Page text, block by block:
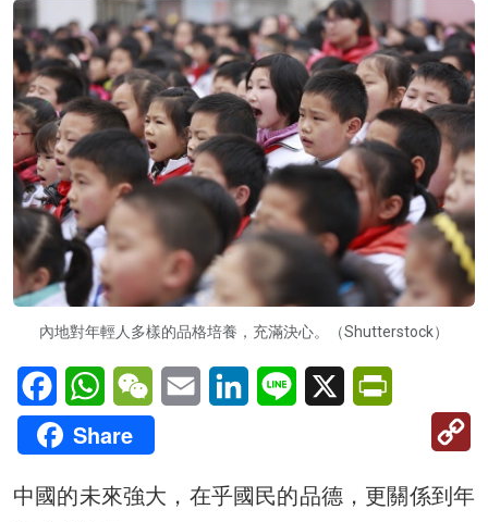
內地對年輕人多樣的品格培養，充滿決心。（Shutterstock）
FacebookWhatsAppWeChatEmail LinkedInLine X
Share
中國的未來強大，在乎國民的品德，更關係到年